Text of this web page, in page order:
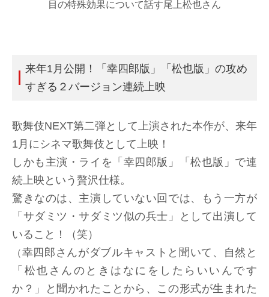
目の特殊効果について話す尾上松也さん
来年1月公開！「幸四郎版」「松也版」の攻め
すぎる２バージョン連続上映
歌舞伎NEXT第二弾として上演された本作が、来年
1月にシネマ歌舞伎として上映！
しかも主演・ライを「幸四郎版」「松也版」で連
続上映という贅沢仕様。
驚きなのは、主演していない回では、もう一方が
「サダミツ・サダミツ似の兵士」として出演して
いること！（笑）
（幸四郎さんがダブルキャストと聞いて、自然と
「松也さんのときはなにをしたらいいんです
か？」と聞かれたことから、この形式が生まれた